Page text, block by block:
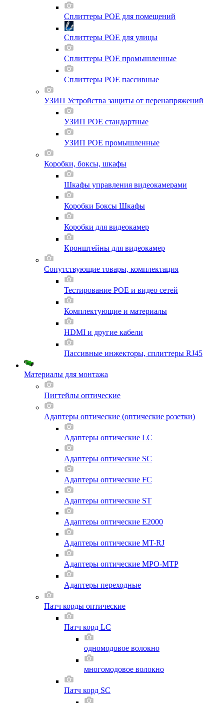
Сплиттеры POE для помещений
Сплиттеры POE для улицы
Сплиттеры POE промышленные
Сплиттеры POE пассивные
УЗИП Устройства защиты от перенапряжений
УЗИП POE стандартные
УЗИП POE промышленные
Коробки, боксы, шкафы
Шкафы управления видеокамерами
Коробки Боксы Шкафы
Коробки для видеокамер
Кронштейны для видеокамер
Сопутствующие товары, комплектация
Тестирование POE и видео сетей
Комплектующие и материалы
HDMI и другие кабели
Пассивные инжекторы, сплиттеры RJ45
Материалы для монтажа
Пигтейлы оптические
Адаптеры оптические (оптические розетки)
Адаптеры оптические LC
Адаптеры оптические SC
Адаптеры оптические FC
Адаптеры оптические ST
Адаптеры оптические E2000
Адаптеры оптические MT-RJ
Адаптеры оптические MPO-MTP
Адаптеры переходные
Патч корды оптические
Патч корд LC
одномодовое волокно
многомодовое волокно
Патч корд SC